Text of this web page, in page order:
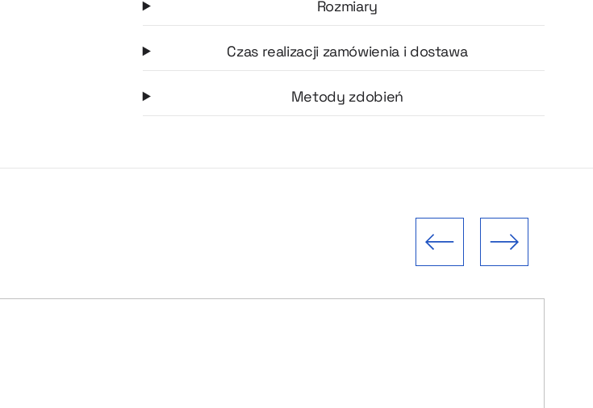
Rozmiary
Czas realizacji zamówienia i dostawa
Metody zdobień
Poprzedni slajd Następny slajd